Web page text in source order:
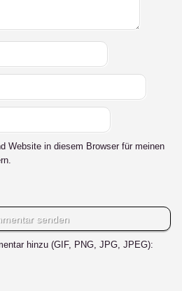
Website in diesem Browser für meinen
hinzu (GIF, PNG, JPG, JPEG):